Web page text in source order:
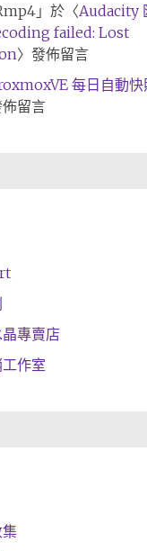
」於〈Audacity
failed: Lost
〉發佈留言
每日自動快
留言
專賣店
作室